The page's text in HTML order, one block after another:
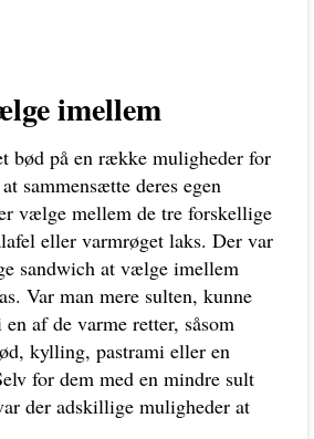
imellem
bød på en række muligheder for
sammensætte deres egen
vælge mellem de tre forskellige
eller varmrøget laks. Der var
sandwich at vælge imellem
Var man mere sulten, kunne
af de varme retter, såsom
kylling, pastrami eller en
for dem med en mindre sult
der adskillige muligheder at